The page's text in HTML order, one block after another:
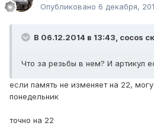
Опубликовано 6 декабря,
В 06.12.2014 в 13:43, cocos
Что за резьбы в нем? И артикул
если память не изменяет на 22,
понедельник
точно на 22